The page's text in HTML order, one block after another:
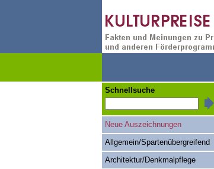
Schnellsuche
Neue Auszeichnungen
Allgemein/Spartenübergreifend
Architektur/Denkmalpflege